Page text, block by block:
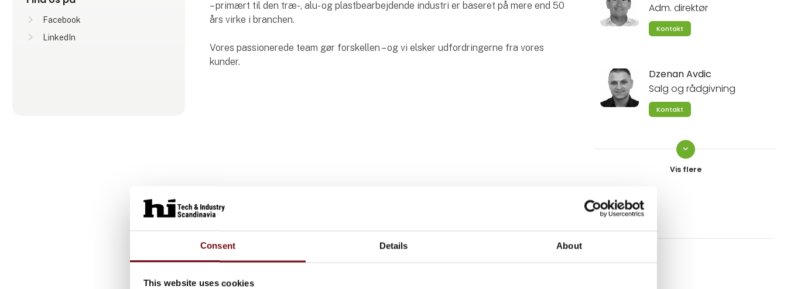
Consent Details About
This website uses cookies
Facebook
LinkedIn
– primært til den træ-, alu- og plastbearbejdende industri er baseret på mere end 50
års virke i branchen.
Vores passionerede team gør forskellen – og vi elsker udfordringerne fra vores
kunder.
keyboard_arrow_down
Adm. direktør
Kontakt
Dzenan Avdic
Salg og rådgivning
Kontakt
Jens Erik Jørgensen
Salgskonsulent
Kenneth H. Sand
Artikler skrevet af LINDLARSEN A/S